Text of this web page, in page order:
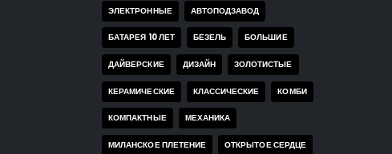
ЭЛЕКТРОННЫЕ АВТОПОДЗАВОД
БАТАРЕЯ 10 ЛЕТ БЕЗЕЛЬ БОЛЬШИЕ
ДАЙВЕРСКИЕ ДИЗАЙН ЗОЛОТИСТЫЕ
КЕРАМИЧЕСКИЕ КЛАССИЧЕСКИЕ КОМБИ
КОМПАКТНЫЕ МЕХАНИКА
МИЛАНСКОЕ ПЛЕТЕНИЕ ОТКРЫТОЕ СЕРДЦЕ